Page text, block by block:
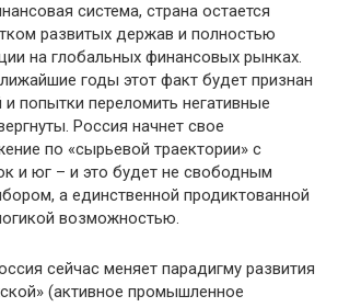
система, страна остается
развитых держав и полностью
на глобальных финансовых рынках.
годы этот факт будет признан
попытки переломить негативные
Россия начнет свое
по «сырьевой траектории» с
и юг – и это будет не свободным
а единственной продиктованной
возможностью.
сейчас меняет парадигму развития
(активное промышленное